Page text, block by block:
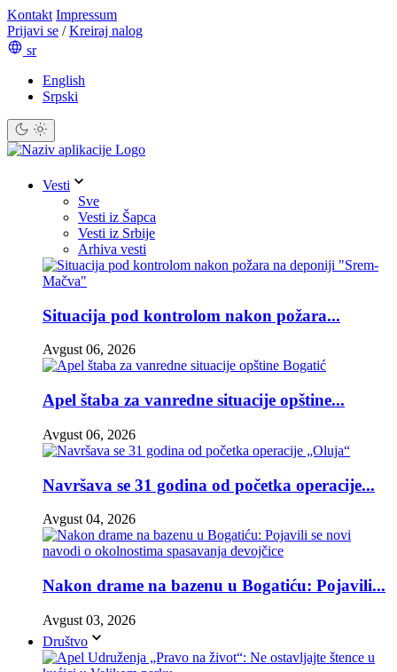
Kontakt Impressum
Prijavi se / Kreiraj nalog
sr
English
Srpski
Vesti
Sve
Vesti iz Šapca
Vesti iz Srbije
Arhiva vesti
Situacija pod kontrolom nakon požara...
Avgust 06, 2026
Apel štaba za vanredne situacije opštine...
Avgust 06, 2026
Navršava se 31 godina od početka operacije...
Avgust 04, 2026
Nakon drame na bazenu u Bogatiću: Pojavili...
Avgust 03, 2026
Društvo